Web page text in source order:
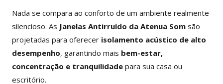
Nada se compara ao conforto de um ambiente realmente
silencioso. As Janelas Antirruído da Atenua Som são
projetadas para oferecer isolamento acústico de alto
desempenho, garantindo mais bem-estar,
concentração e tranquilidade para sua casa ou
escritório.